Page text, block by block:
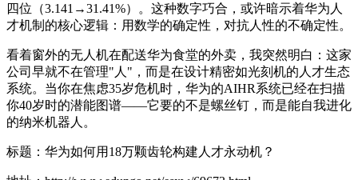
四位（3.141→31.41%）。这种数字巧合，或许暗示着华为人
才机制的核心逻辑：用数学的确定性，对抗人性的不确定性。
看着窗外的无人机在配送华为食堂的外卖，我突然明白：这家
公司早就不在管理"人"，而是在设计精密如光刻机的人才生态
系统。当你在焦虑35岁危机时，华为的AIHR系统已经在扫描
你40岁时的潜能图谱——它要的不是螺丝钉，而是能自我进化
的纳米机器人。
标题：华为如何用18万颗齿轮构建人才永动机？